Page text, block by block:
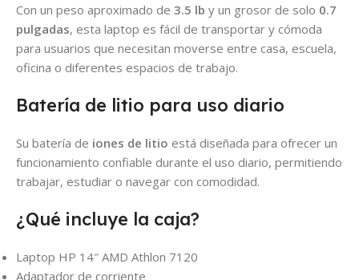
Con un peso aproximado de 3.5 lb y un grosor de solo 0.7
pulgadas, esta laptop es fácil de transportar y cómoda
para usuarios que necesitan moverse entre casa, escuela,
oficina o diferentes espacios de trabajo.
Batería de litio para uso diario
Su batería de iones de litio está diseñada para ofrecer un
funcionamiento confiable durante el uso diario, permitiendo
trabajar, estudiar o navegar con comodidad.
¿Qué incluye la caja?
Laptop HP 14″ AMD Athlon 7120
Adaptador de corriente